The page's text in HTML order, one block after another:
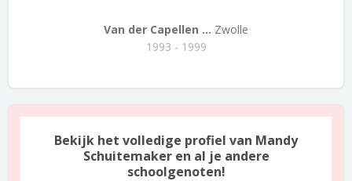
Van der Capellen ... Zwolle
1993 - 1999
Bekijk het volledige profiel van Mandy
Schuitemaker en al je andere
schoolgenoten!